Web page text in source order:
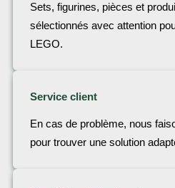
Sets, figurines, pièces et
sélectionnés avec attention
LEGO.
Service client
En cas de problème, nous
pour trouver une solution